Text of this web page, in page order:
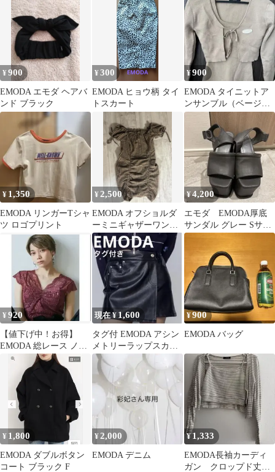
ス） F
¥900
EMODA エモダ ヘアバ
ンド ブラック
¥300
EMODA ヒョウ柄 タイ
トスカート
¥900
EMODA タイニットア
ンサンブル（ベージ
ュ）
¥ 1,350
EMODA リンガーTシャ
ツ ロゴプリント
¥ 2,500
EMODA オフショルダ
ーミニギャザーワンピ
ース
¥4,200
エモダ EMODA厚底
サンダル グレー Sサイ
ズ
¥ 920
【値下げ中！お得】
EMODA 総レース ノー
スリーブ カップ付き
現在 ¥ 1,600
タグ付 EMODA アシン
メトリーラップスカー
ト レザー ブラック S
ミニ
¥900
EMODA バッグ
¥ 1,800
EMODA ダブルボタン
コート ブラック F
¥2,000
EMODA デニム
¥ 1,333
EMODA長袖カーディ
ガン クロップド丈キ